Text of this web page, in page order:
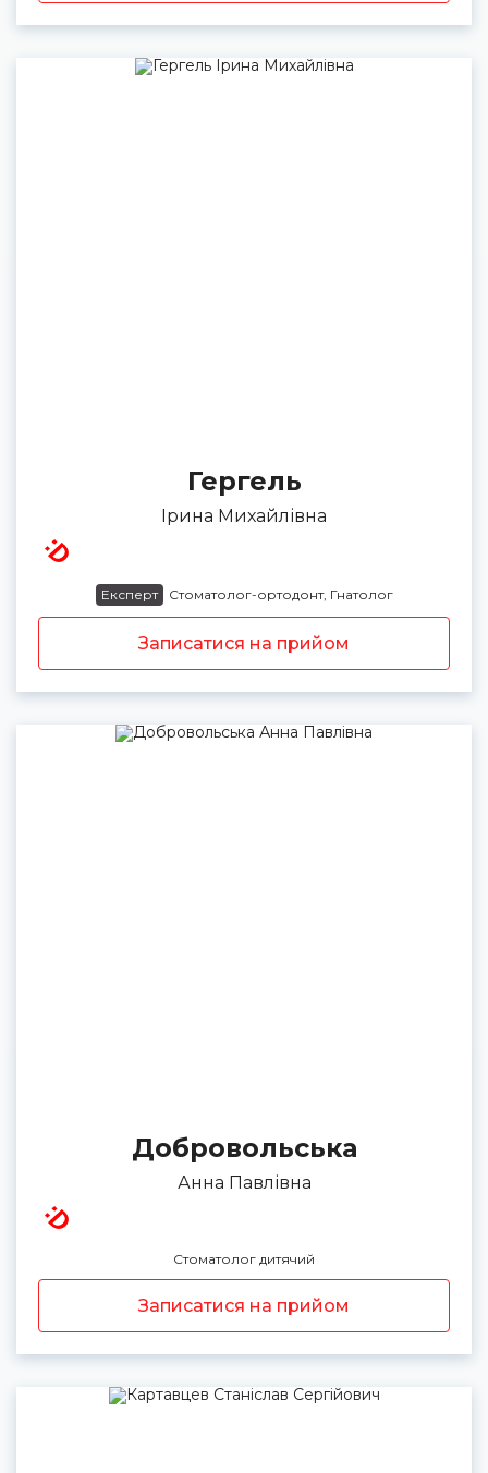
Гергель
Ірина Михайлівна
Експерт Стоматолог-ортодонт, Гнатолог
Записатися на прийом
Добровольська
Анна Павлівна
Стоматолог дитячий
Записатися на прийом